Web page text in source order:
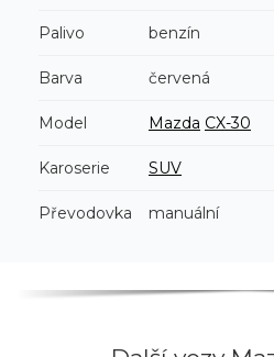
Palivo benzín
Barva červená
Model Mazda CX-30
Karoserie SUV
Převodovka manuální